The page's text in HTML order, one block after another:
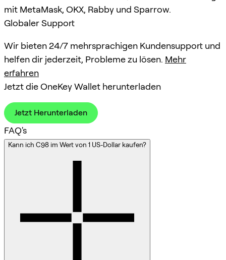
mit MetaMask, OKX, Rabby und Sparrow.
Globaler Support
Wir bieten 24/7 mehrsprachigen Kundensupport und
helfen dir jederzeit, Probleme zu lösen. Mehr
erfahren
Jetzt die OneKey Wallet herunterladen
Jetzt Herunterladen
FAQ's
Kann ich C98 im Wert von 1 US-Dollar kaufen?